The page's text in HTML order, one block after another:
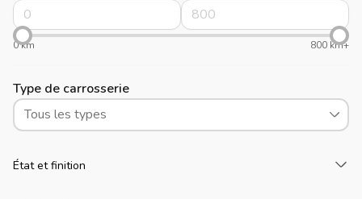
0 km 800 km+
Type de carrosserie
Tous les types
État et finition